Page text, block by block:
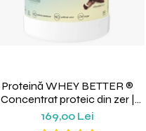
Proteină WHEY BETTER ®
Concentrat proteic din zer |
Way Better
169,00 Lei